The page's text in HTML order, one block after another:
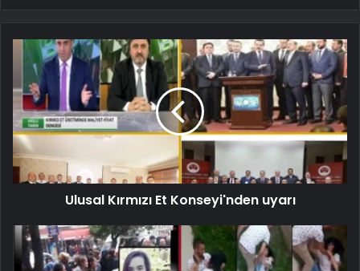
Ulusal Kırmızı Et Konseyi'nden uyarı